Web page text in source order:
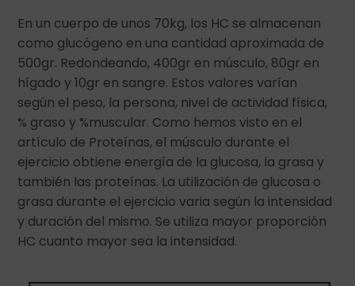
En un cuerpo de unos 70kg, los HC se almacenan
como glucógeno en una cantidad aproximada de
500gr. Redondeando, 400gr en músculo, 80gr en
hígado y 10gr en sangre. Estos valores varían
según el peso, la persona, nivel de actividad física,
% graso y %muscular. Como hemos visto en el
artículo de Proteínas, el músculo durante el
ejercicio obtiene energía de la glucosa, la grasa y
también las proteínas. La utilización de glucosa o
grasa durante el ejercicio varia según la intensidad
y duración del mismo. Se utiliza mayor proporción
HC cuanto mayor sea la intensidad.